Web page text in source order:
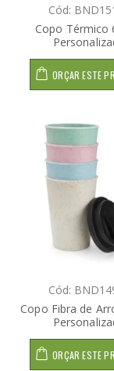
Cód:
Copo Térmico
ORÇAR ESTE
Cód:
Copo Fibra de
ORÇAR ESTE